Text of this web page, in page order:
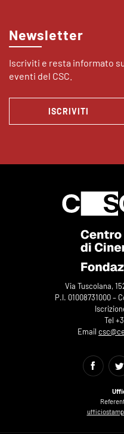
Newsletter
Iscriviti e resta informato
eventi del CSC.
ISCRIVITI
Via Tuscolana,
P.I. 01008731000 –
Tel
Email